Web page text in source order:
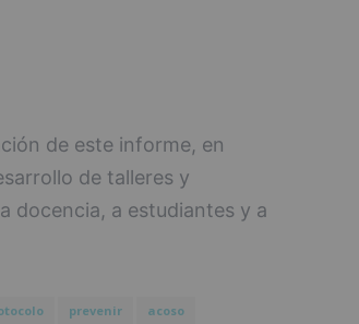
de este informe, en
de talleres y
docencia, a estudiantes y a
prevenir
acoso